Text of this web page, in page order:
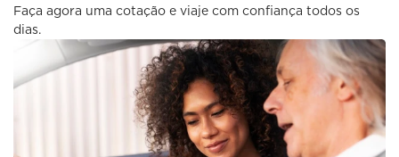
Faça agora uma cotação e viaje com confiança todos os
dias.